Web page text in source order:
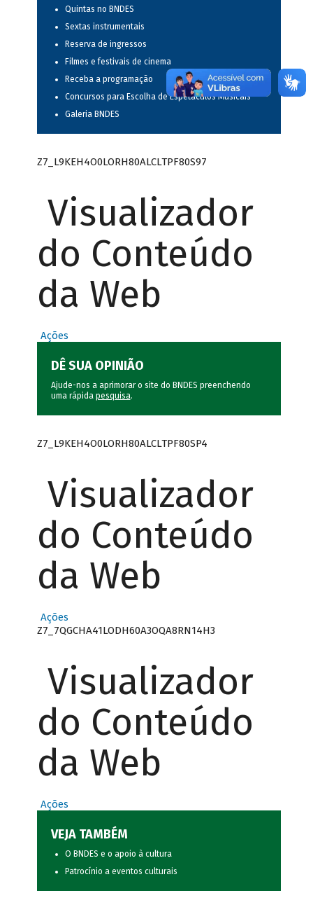
Quintas no BNDES
Sextas instrumentais
Reserva de ingressos
Filmes e festivais de cinema
Receba a programação
Concursos para Escolha de Espetáculos Musicais
Galeria BNDES
Z7_L9KEH4O0LORH80ALCLTPF80S97
Visualizador
do Conteúdo
da Web
Ações
DÊ SUA OPINIÃO
Ajude-nos a aprimorar o site do BNDES preenchendo
uma rápida pesquisa.
Z7_L9KEH4O0LORH80ALCLTPF80SP4
Visualizador
do Conteúdo
da Web
Ações
Z7_7QGCHA41LODH60A3OQA8RN14H3
Visualizador
do Conteúdo
da Web
Ações
VEJA TAMBÉM
O BNDES e o apoio à cultura
Patrocínio a eventos culturais